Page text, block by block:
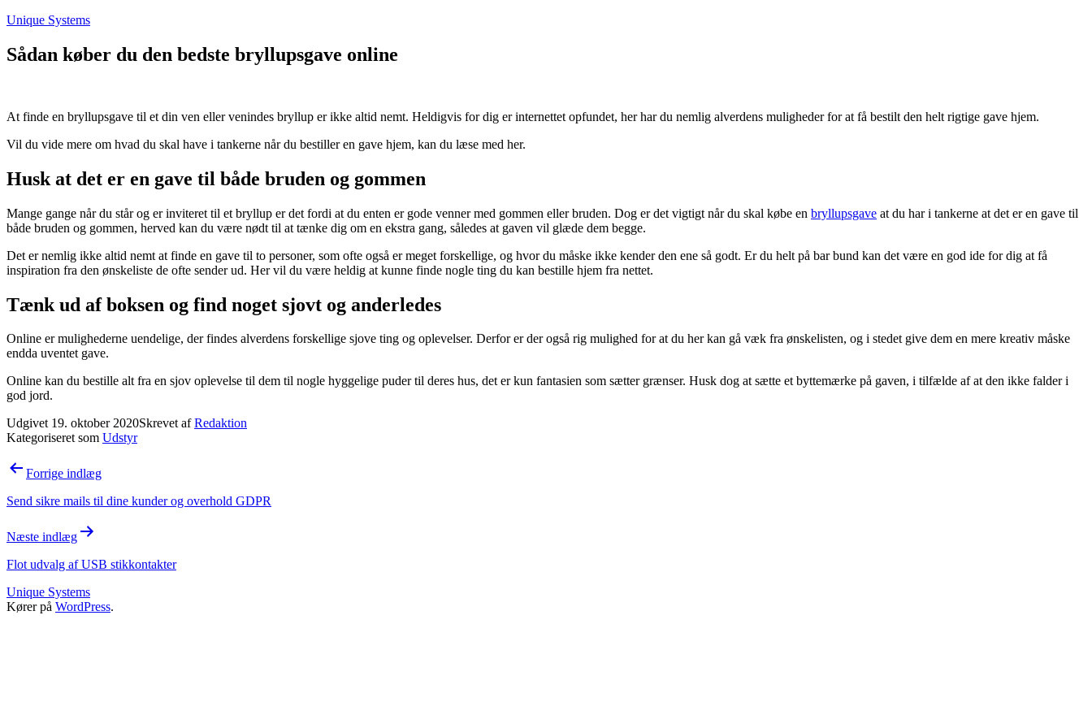
Fortsæt
indhold
Unique Systems
Sådan køber du den bedste bryllupsgave online
At finde en bryllupsgave til et din ven eller venindes bryllup er ikke altid nemt. Heldigvis for dig er internettet opfundet, her har du nemlig alverdens muligheder for at få bestilt den helt rigtige gave hjem.
Vil du vide mere om hvad du skal have i tankerne når du bestiller en gave hjem, kan du læse med her.
Husk at det er en gave til både bruden og gommen
Mange gange når du står og er inviteret til et bryllup er det fordi at du enten er gode venner med gommen eller bruden. Dog er det vigtigt når du skal købe en bryllupsgave at du har i tankerne at det er en gave til
både bruden og gommen, herved kan du være nødt til at tænke dig om en ekstra gang, således at gaven vil glæde dem begge.
Det er nemlig ikke altid nemt at finde en gave til to personer, som ofte også er meget forskellige, og hvor du måske ikke kender den ene så godt. Er du helt på bar bund kan det være en god ide for dig at få
inspiration fra den ønskeliste de ofte sender ud. Her vil du være heldig at kunne finde nogle ting du kan bestille hjem fra nettet.
Tænk ud af boksen og find noget sjovt og anderledes
Online er mulighederne uendelige, der findes alverdens forskellige sjove ting og oplevelser. Derfor er der også rig mulighed for at du her kan gå væk fra ønskelisten, og i stedet give dem en mere kreativ måske
endda uventet gave.
Online kan du bestille alt fra en sjov oplevelse til dem til nogle hyggelige puder til deres hus, det er kun fantasien som sætter grænser. Husk dog at sætte et byttemærke på gaven, i tilfælde af at den ikke falder i
god jord.
Udgivet 19. oktober 2020Skrevet afRedaktion
Kategoriseret som Udstyr
Indlægsnavigation
Forrige indlæg
Send sikre mails til dine kunder og overhold GDPR
Næste indlæg
Flot udvalg af USB stikkontakter
Unique Systems
Kører på WordPress.